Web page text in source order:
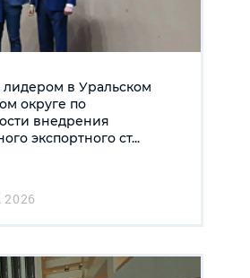
лидером в Уральском
округе по
внедрения
экспортного ст...
2026